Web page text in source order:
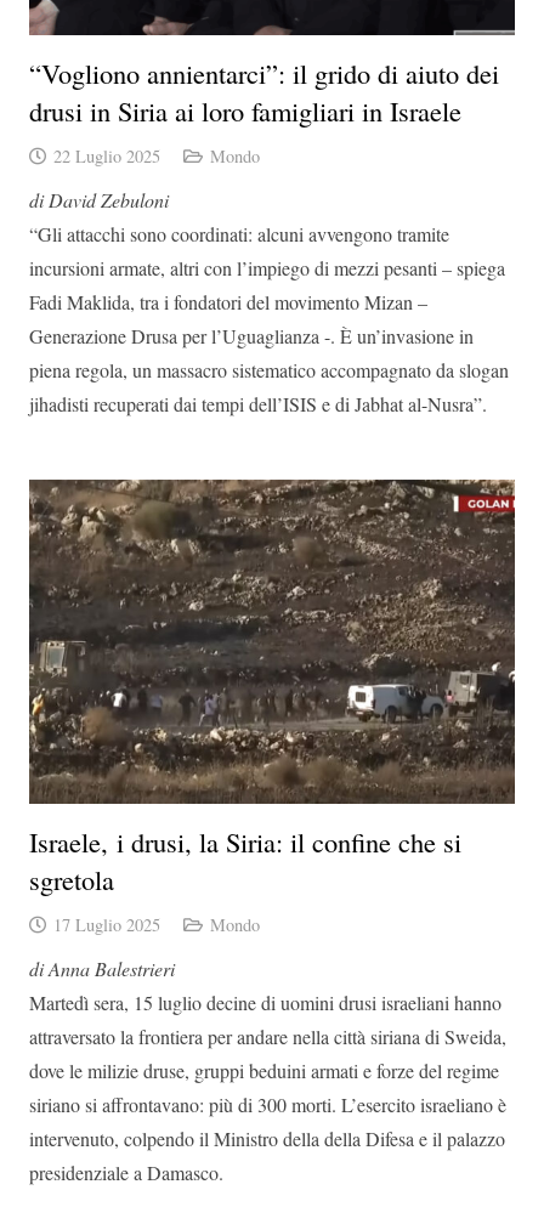
“Vogliono annientarci”: il grido di aiuto dei
drusi in Siria ai loro famigliari in Israele
22 Luglio 2025 Mondo
di David Zebuloni
“Gli attacchi sono coordinati: alcuni avvengono tramite
incursioni armate, altri con l’impiego di mezzi pesanti – spiega
Fadi Maklida, tra i fondatori del movimento Mizan –
Generazione Drusa per l’Uguaglianza -. È un’invasione in
piena regola, un massacro sistematico accompagnato da slogan
jihadisti recuperati dai tempi dell’ISIS e di Jabhat al-Nusra”.
Israele, i drusi, la Siria: il confine che si
sgretola
17 Luglio 2025 Mondo
di Anna Balestrieri
Martedì sera, 15 luglio decine di uomini drusi israeliani hanno
attraversato la frontiera per andare nella città siriana di Sweida,
dove le milizie druse, gruppi beduini armati e forze del regime
siriano si affrontavano: più di 300 morti. L’esercito israeliano è
intervenuto, colpendo il Ministro della della Difesa e il palazzo
presidenziale a Damasco.